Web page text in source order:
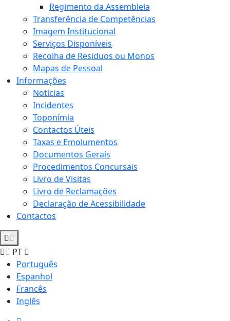
Regimento da Assembleia
Transferência de Competências
Imagem Institucional
Serviços Disponíveis
Recolha de Residuos ou Monos
Mapas de Pessoal
Informações
Notícias
Incidentes
Toponímia
Contactos Úteis
Taxas e Emolumentos
Documentos Gerais
Procedimentos Concursais
Livro de Visitas
Livro de Reclamações
Declaração de Acessibilidade
Contactos
PT
Português
Espanhol
Francês
Inglês